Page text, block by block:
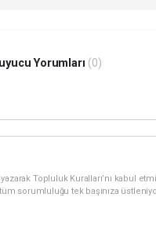
Yorumları (0)
Topluluk Kuralları’nı kabul
tüm sorumluluğu tek başınıza